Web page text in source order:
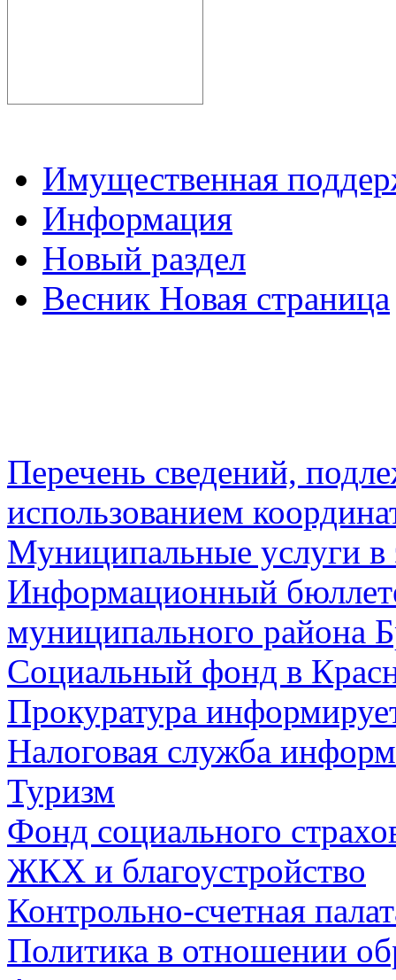
Имущественная
Информация
Новый раздел
Весник Новая страница
Перечень сведений,
использованием
Муниципальные услуги в
Информационный
муниципального района
Социальный фонд в
Прокуратура
Налоговая служба
Туризм
Фонд социального
ЖКХ и благоустройство
Контрольно-счетная
Политика в отношении